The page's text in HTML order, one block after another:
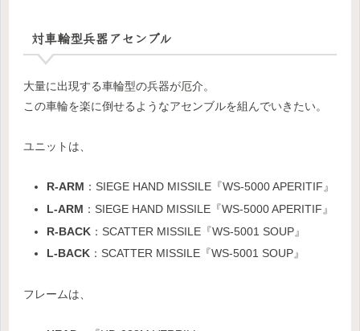
対車輪型兵器アセンブル
大量に出現する車輪型の兵器が厄介。
この車輪を楽に倒せるようなアセンブルを組んでいきたい。
ユニットは、
R-ARM ：SIEGE HAND MISSILE『WS-5000 APERITIF』
L-ARM ：SIEGE HAND MISSILE『WS-5000 APERITIF』
R-BACK：SCATTER MISSILE『WS-5001 SOUP』
L-BACK：SCATTER MISSILE『WS-5001 SOUP』
フレームは、